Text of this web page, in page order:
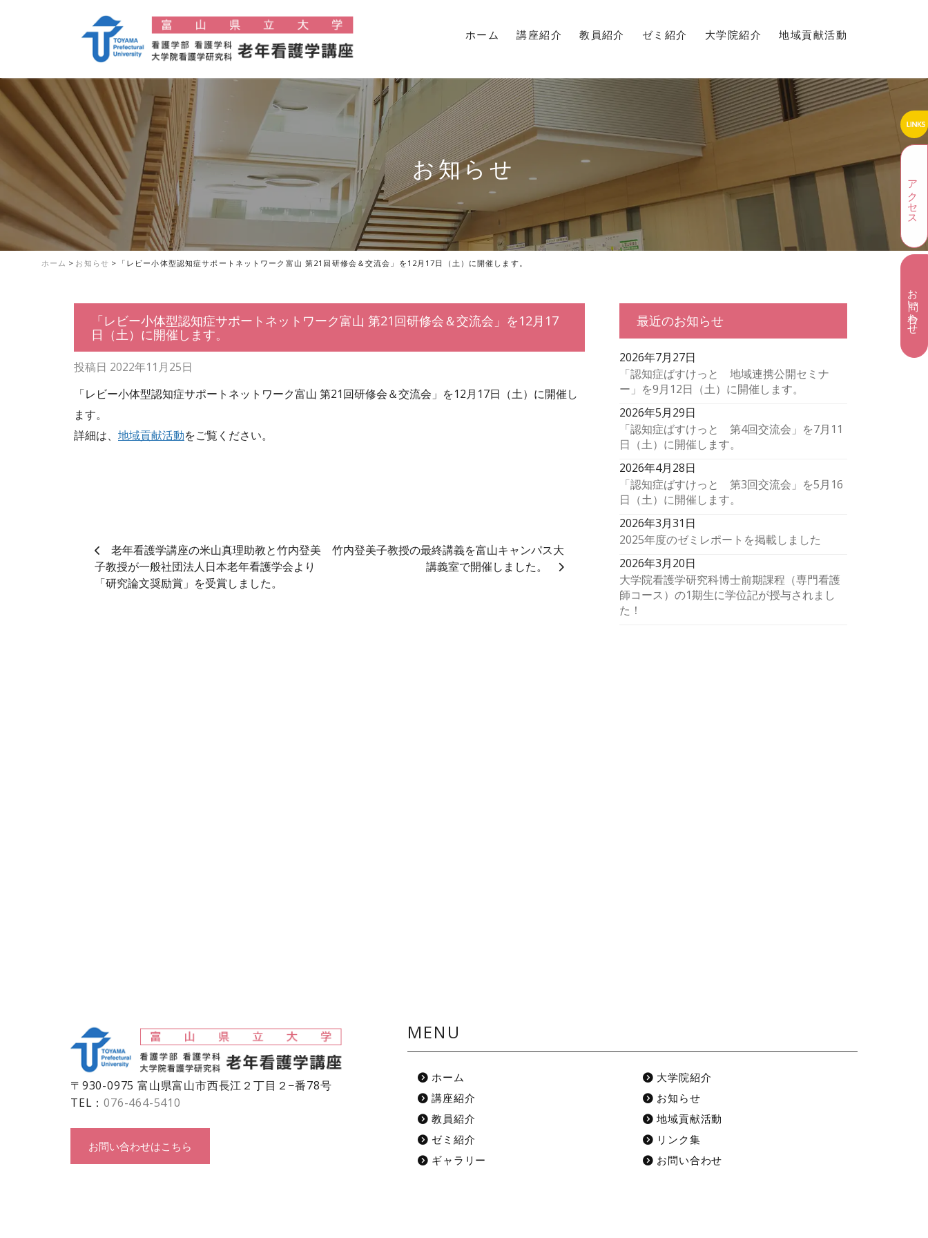
ホーム 講座紹介 教員紹介 ゼミ紹介 大学院紹介 地域貢献活動
お知らせ
ホーム > お知らせ > 「レビー小体型認知症サポートネットワーク富山 第21回研修会＆交流会」を12月17日（土）に開催します。
「レビー小体型認知症サポートネットワーク富山 第21回研修会＆交流会」を12月17
日（土）に開催します。
投稿日 2022年11月25日
「レビー小体型認知症サポートネットワーク富山 第21回研修会＆交流会」を12月17日（土）に開催し
ます。
詳細は、 地域貢献活動をご覧ください。
老年看護学講座の米山真理助教と竹内登美
子教授が一般社団法人日本老年看護学会より
「研究論文奨励賞」を受賞しました。
竹内登美子教授の最終講義を富山キャンパス大
講義室で開催しました。
最近のお知らせ
2026年7月27日
「認知症ばすけっと 地域連携公開セミナ
ー」を9月12日（土）に開催します。
2026年5月29日
「認知症ばすけっと 第4回交流会」を7月11
日（土）に開催します。
2026年4月28日
「認知症ばすけっと 第3回交流会」を5月16
日（土）に開催します。
2026年3月31日
2025年度のゼミレポートを掲載しました
2026年3月20日
大学院看護学研究科博士前期課程（専門看護
師コース）の1期生に学位記が授与されまし
た！
アクセス
お問い合わせ
〒930-0975 富山県富山市西長江２丁目２−番78号
TEL：076-464-5410
お問い合わせはこちら
MENU
ホーム
講座紹介
教員紹介
ゼミ紹介
ギャラリー
大学院紹介
お知らせ
地域貢献活動
リンク集
お問い合わせ